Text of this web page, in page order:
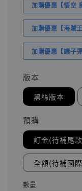
加購優惠【悟空
加購優惠【海賊
加購優惠【讓子
版本
黑絲版本
預購
訂金(待補尾
全額(待補國
數量